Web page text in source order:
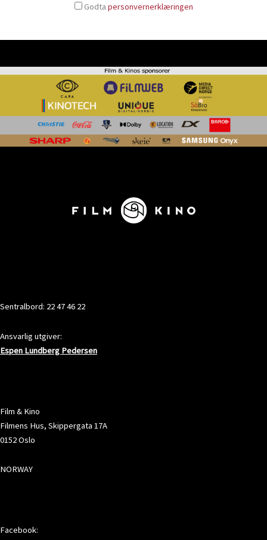
Godta personvernerklæringen
Sentralbord: 22 47 46 22
Ansvarlig utgiver:
Espen Lundberg Pedersen
Film & Kino
Filmens Hus, Skippergata 17A
0152 Oslo
NORWAY
Facebook: